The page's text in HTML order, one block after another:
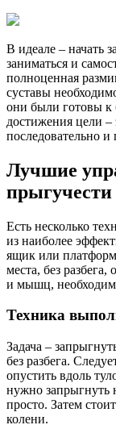
В идеале – начать
заниматься и
полноценная
суставы
они были готовы к
достижения цели –
последовательно и
Лучшие
прыгучести
Есть несколько
из наиболее
ящик или
места, без
и мышц,
Техника
Задача –
без разбега.
опустить вдоль
нужно запрыгнуть
просто. Затем
колени.